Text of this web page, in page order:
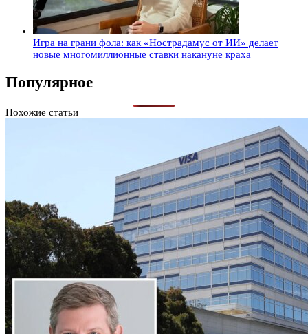
Игра на грани фола: как «Нострадамус от ИИ» делает
новые многомиллионные ставки накануне краха
Популярное
Похожие статьи